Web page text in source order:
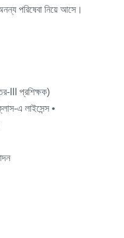
পরিষেবা নিয়ে আসে।
III প্রশিক্ষক)
এ লাইসেন্স •